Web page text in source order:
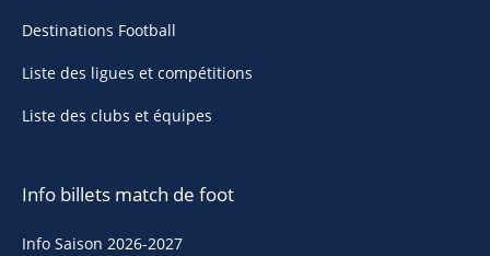
Destinations Football
Liste des ligues et compétitions
Liste des clubs et équipes
Info billets match de foot
Info Saison 2026-2027